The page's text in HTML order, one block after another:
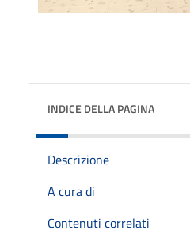
INDICE DELLA PAGINA
Descrizione
A cura di
Contenuti correlati